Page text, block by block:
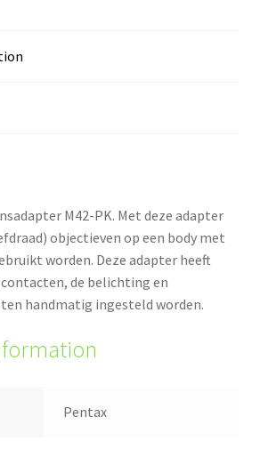
M42-PK. Met deze adapter
objectieven op een body met
worden. Deze adapter heeft
de belichting en
handmatig ingesteld worden.
Pentax